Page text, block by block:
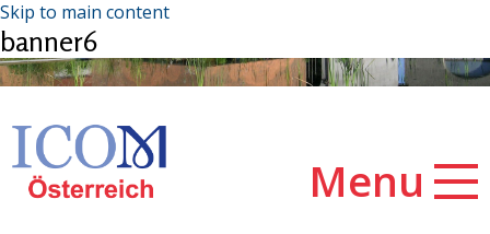
Skip to main content
banner6
Menu